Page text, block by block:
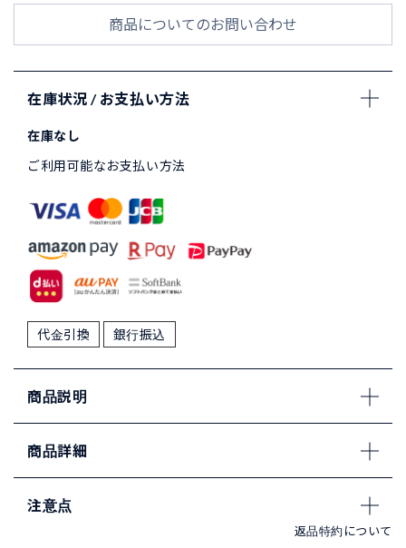
商品についてのお問い合わせ
在庫状況 / お支払い方法
在庫なし
ご利用可能なお支払い方法
代金引換 銀行振込
商品説明
商品詳細
注意点
返品特約について